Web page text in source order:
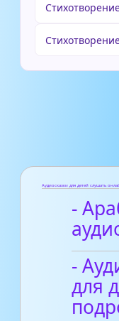
Аудиосказки для детей слушать
-
-
для